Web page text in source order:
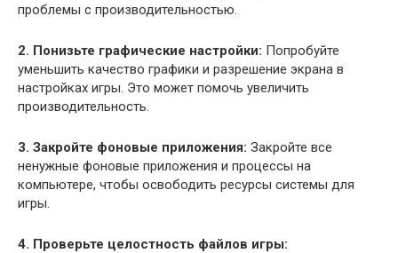
проблемы с производительностью.
2. Понизьте графические настройки: Попробуйте
уменьшить качество графики и разрешение экрана в
настройках игры. Это может помочь увеличить
производительность.
3. Закройте фоновые приложения: Закройте все
ненужные фоновые приложения и процессы на
компьютере, чтобы освободить ресурсы системы для
игры.
4. Проверьте целостность файлов игры: